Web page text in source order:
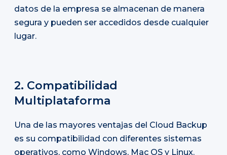
datos de la empresa se almacenan de manera
segura y pueden ser accedidos desde cualquier
lugar.
2. Compatibilidad
Multiplataforma
Una de las mayores ventajas del Cloud Backup
es su compatibilidad con diferentes sistemas
operativos, como Windows, Mac OS y Linux.